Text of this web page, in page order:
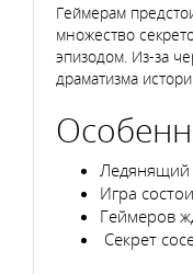
Геймерам
множество
эпизодом. Из-за
драматизма
Ледянящий
Игра
Геймеров
Секрет